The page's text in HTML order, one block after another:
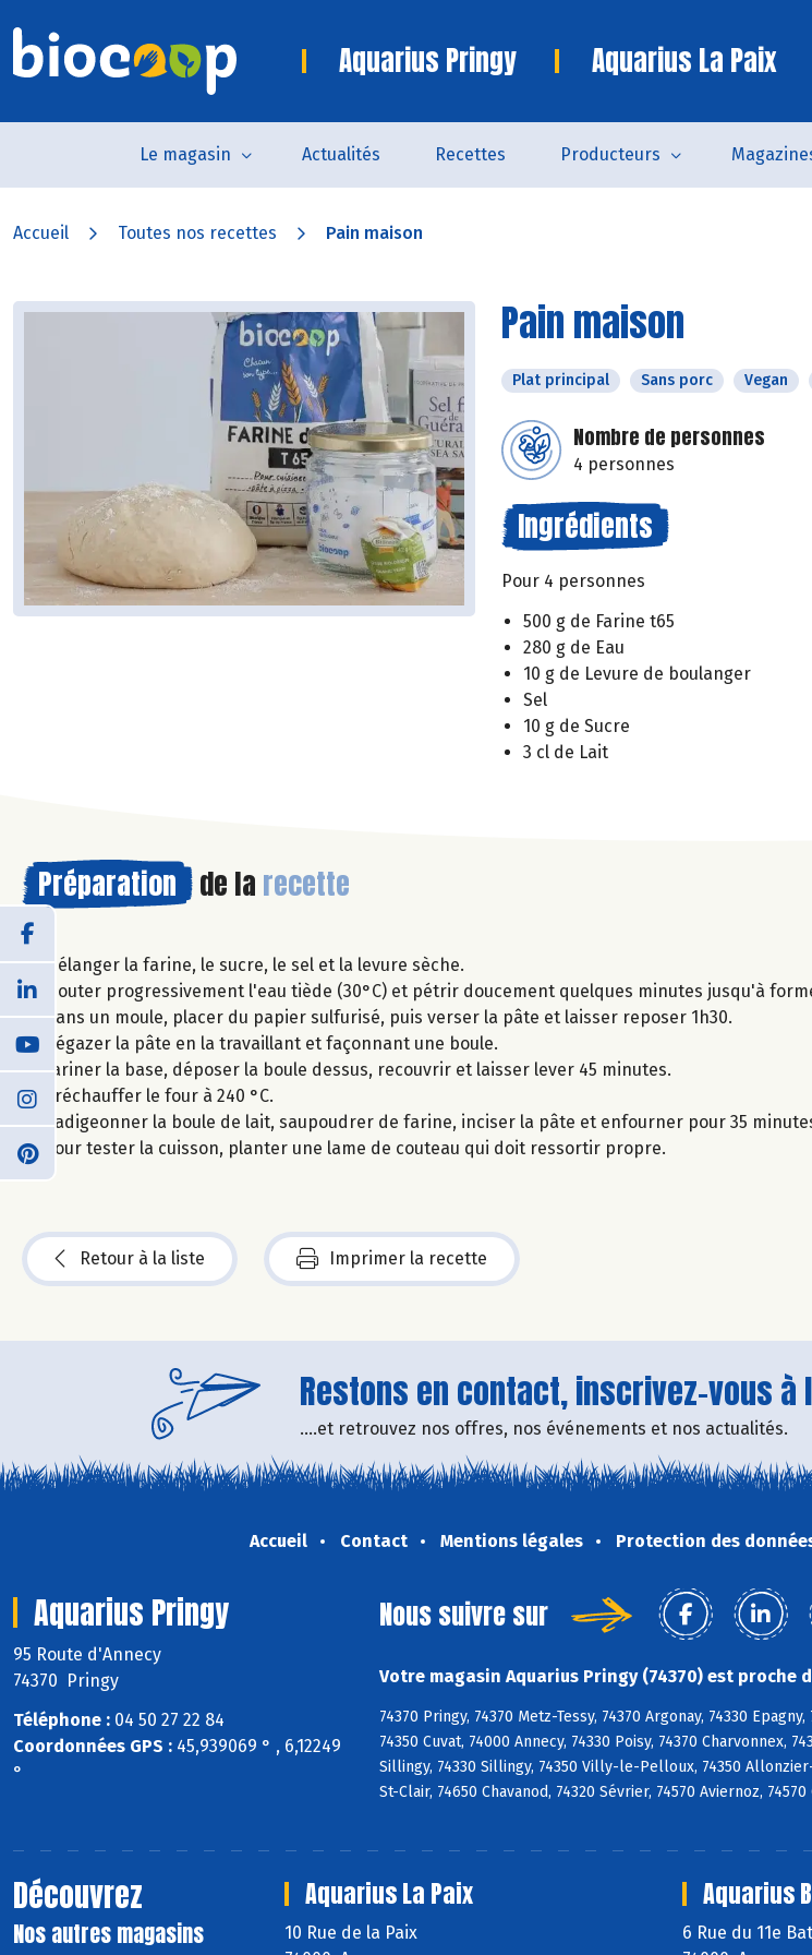
Aquarius Pringy Aquarius La Paix
Le magasin Actualités Recettes Producteurs
Accueil Toutes nos recettes Pain maison
Pain maison
Plat principal Sans porc Vegan
Nombre de personnes
4 personnes
Ingrédients
Pour 4 personnes
500 g de Farine t65
280 g de Eau
10 g de Levure de boulanger
Sel
10 g de Sucre
3 cl de Lait
Préparation de la recette
Mélanger la farine, le sucre, le sel et la levure sèche.
Ajouter progressivement l'eau tiède (30°C) et pétrir doucement quelques minutes jusqu'à
Dans un moule, placer du papier sulfurisé, puis verser la pâte et laisser reposer 1h30.
Dégazer la pâte en la travaillant et façonnant une boule.
Fariner la base, déposer la boule dessus, recouvrir et laisser lever 45 minutes.
Préchauffer le four à 240 °C.
Badigeonner la boule de lait, saupoudrer de farine, inciser la pâte et enfourner pour 35
Pour tester la cuisson, planter une lame de couteau qui doit ressortir propre.
Retour à la liste Imprimer la recette
Restons en contact, inscrivez-vous
....et retrouvez nos offres, nos événements et nos actualités.
Accueil Contact Mentions légales Protection des
Aquarius Pringy
95 Route d'Annecy
74370 Pringy
Téléphone : 04 50 27 22 84
Coordonnées GPS : 45,939069 ° , 6,12249
°
Nous suivre sur
Votre magasin Aquarius Pringy (74370) est proche
74370 Pringy, 74370 Metz-Tessy, 74370 Argonay, 74330
74350 Cuvat, 74000 Annecy, 74330 Poisy, 74370 Charvonnex,
Sillingy, 74330 Sillingy, 74350 Villy-le-Pelloux, 74350
St-Clair, 74650 Chavanod, 74320 Sévrier, 74570 Aviernoz, 74570
Découvrez
Nos autres magasins
Aquarius La Paix
10 Rue de la Paix
Aquarius
6 Rue du 11e